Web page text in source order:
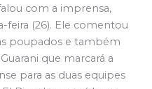
com a imprensa,
feira (26). Ele comentou
poupados e também
que marcará a
para as duas equipes